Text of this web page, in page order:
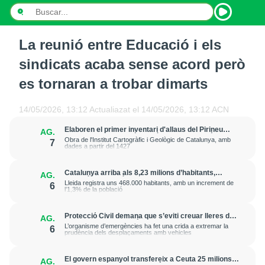
NOTÍCIES
PROGRAMES
CONTACTE
La reunió entre Educació i els
sindicats acaba sense acord però
es tornaran a trobar dimarts
14/05/2026, 13:12 Actualiazat el 14/05/2026, 13:12 ACN
AG.
7
Elaboren el primer inventari d'allaus del Pirineu
amb la documentació de més de 20.000 fenòmens
Obra de l'Institut Cartogràfic i Geològic de Catalunya, amb
dades a partir del 1427
AG.
6
Catalunya arriba als 8,23 milions d’habitants,
gairebé un 1% més que fa un any
Lleida registra uns 468.000 habitants, amb un increment de
l’1,3% de la població
AG.
6
Protecció Civil demana que s’eviti creuar lleres de
rius davant la previsió de fortes pluges d’aquest
dijous a la tarda
L’organisme d’emergències ha fet una crida a extremar la
prudència dels desplaçaments amb vehicles
AG.
El govern espanyol transfereix a Ceuta 25 milions